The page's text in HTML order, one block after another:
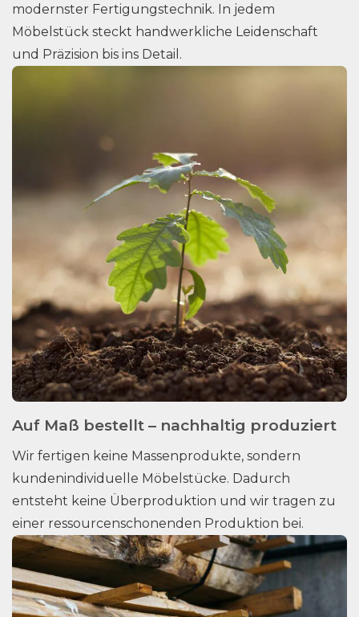
modernster Fertigungstechnik. In jedem
Möbelstück steckt handwerkliche Leidenschaft
und Präzision bis ins Detail.
Auf Maß bestellt – nachhaltig produziert
Wir fertigen keine Massenprodukte, sondern
kundenindividuelle Möbelstücke. Dadurch
entsteht keine Überproduktion und wir tragen zu
einer ressourcenschonenden Produktion bei.